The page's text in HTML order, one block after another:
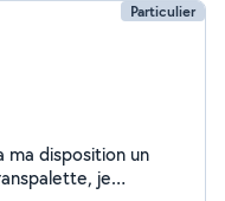
Particulier
ma disposition un
je